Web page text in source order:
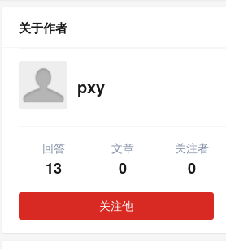
关于作者
pxy
回答
13
文章
0
关注者
0
关注他